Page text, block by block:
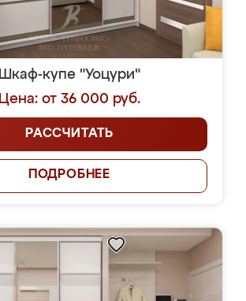
Шкаф-купе "Уоцури"
Цена: от 36 000 руб.
РАССЧИТАТЬ
ПОДРОБНЕЕ